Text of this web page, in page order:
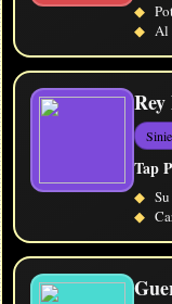
◆
◆ Al
Tap
◆
◆